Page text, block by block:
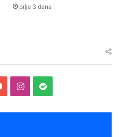
prije 3 dana
YouTubeInstagram
Spotify